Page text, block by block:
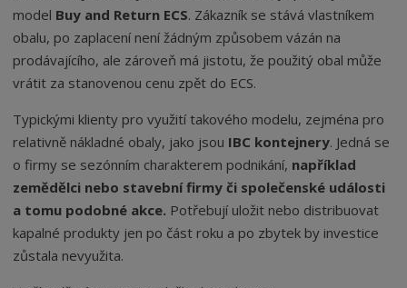
model Buy and Return ECS. Zákazník se stává vlastníkem
obalu, po zaplacení není žádným způsobem vázán na
prodávajícího, ale zároveň má jistotu, že použitý obal může
vrátit za stanovenou cenu zpět do ECS.
Typickými klienty pro využití takového modelu, zejména pro
relativně nákladné obaly, jako jsou IBC kontejnery. Jedná se
o firmy se sezónním charakterem podnikání, například
zemědělci nebo stavební firmy či společenské události
a tomu podobné akce. Potřebují uložit nebo distribuovat
kapalné produkty jen po část roku a po zbytek by investice
zůstala nevyužita.